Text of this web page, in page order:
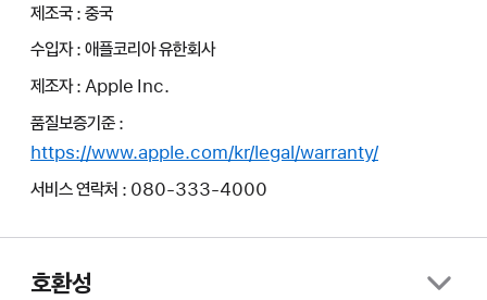
제조국 : 중국
수입자 : 애플코리아 유한회사
제조자 : Apple Inc.
품질보증기준 :
https://www.apple.com/kr/legal/warranty/
서비스 연락처 : 080-333-4000
호환성